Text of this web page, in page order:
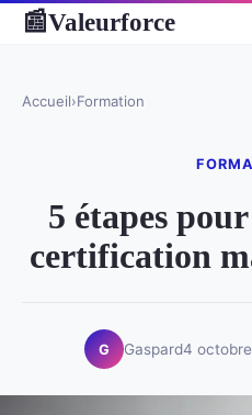
📰Valeurforce
Accueil›Formation
5 étapes
certification
G Gaspard4